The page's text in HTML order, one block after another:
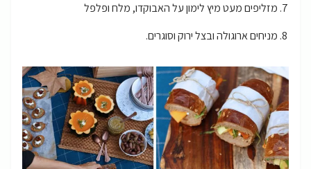
מזליפים מעט מיץ לימון על האבוקדו, מלח ופלפל
מניחים ארוגולה ובצל ירוק וסוגרים.